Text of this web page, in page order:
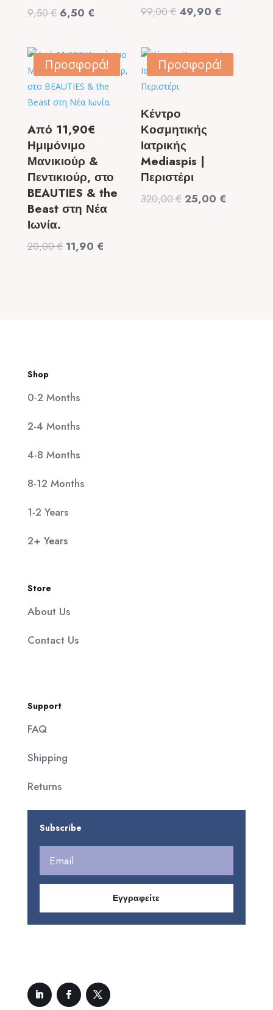
9,50€ Original
9,50 €.
6,50 €
είναι:
6,50 €.
99,00€ Original
99,00 €.
49,90 €
49,90 €.
Προσφορά!
Aπό 11,90€
Ημιμόνιμο
Μανικιούρ &
Πεντικιούρ, στο
BEAUTIES & the
Beast στη Νέα
Ιωνία.
20,00€ Original
11,90 €
Προσφορά!
Κέντρο
Κοσμητικής
Ιατρικής
Mediaspis |
Περιστέρι
320,00€ Original
25,00 €
Shop
0-2 Months
2-4 Months
4-8 Months
8-12 Months
1-2 Years
2+ Years
Store
About Us
Contact Us
Support
FAQ
Shipping
Returns
Subscribe
Εγγραφείτε